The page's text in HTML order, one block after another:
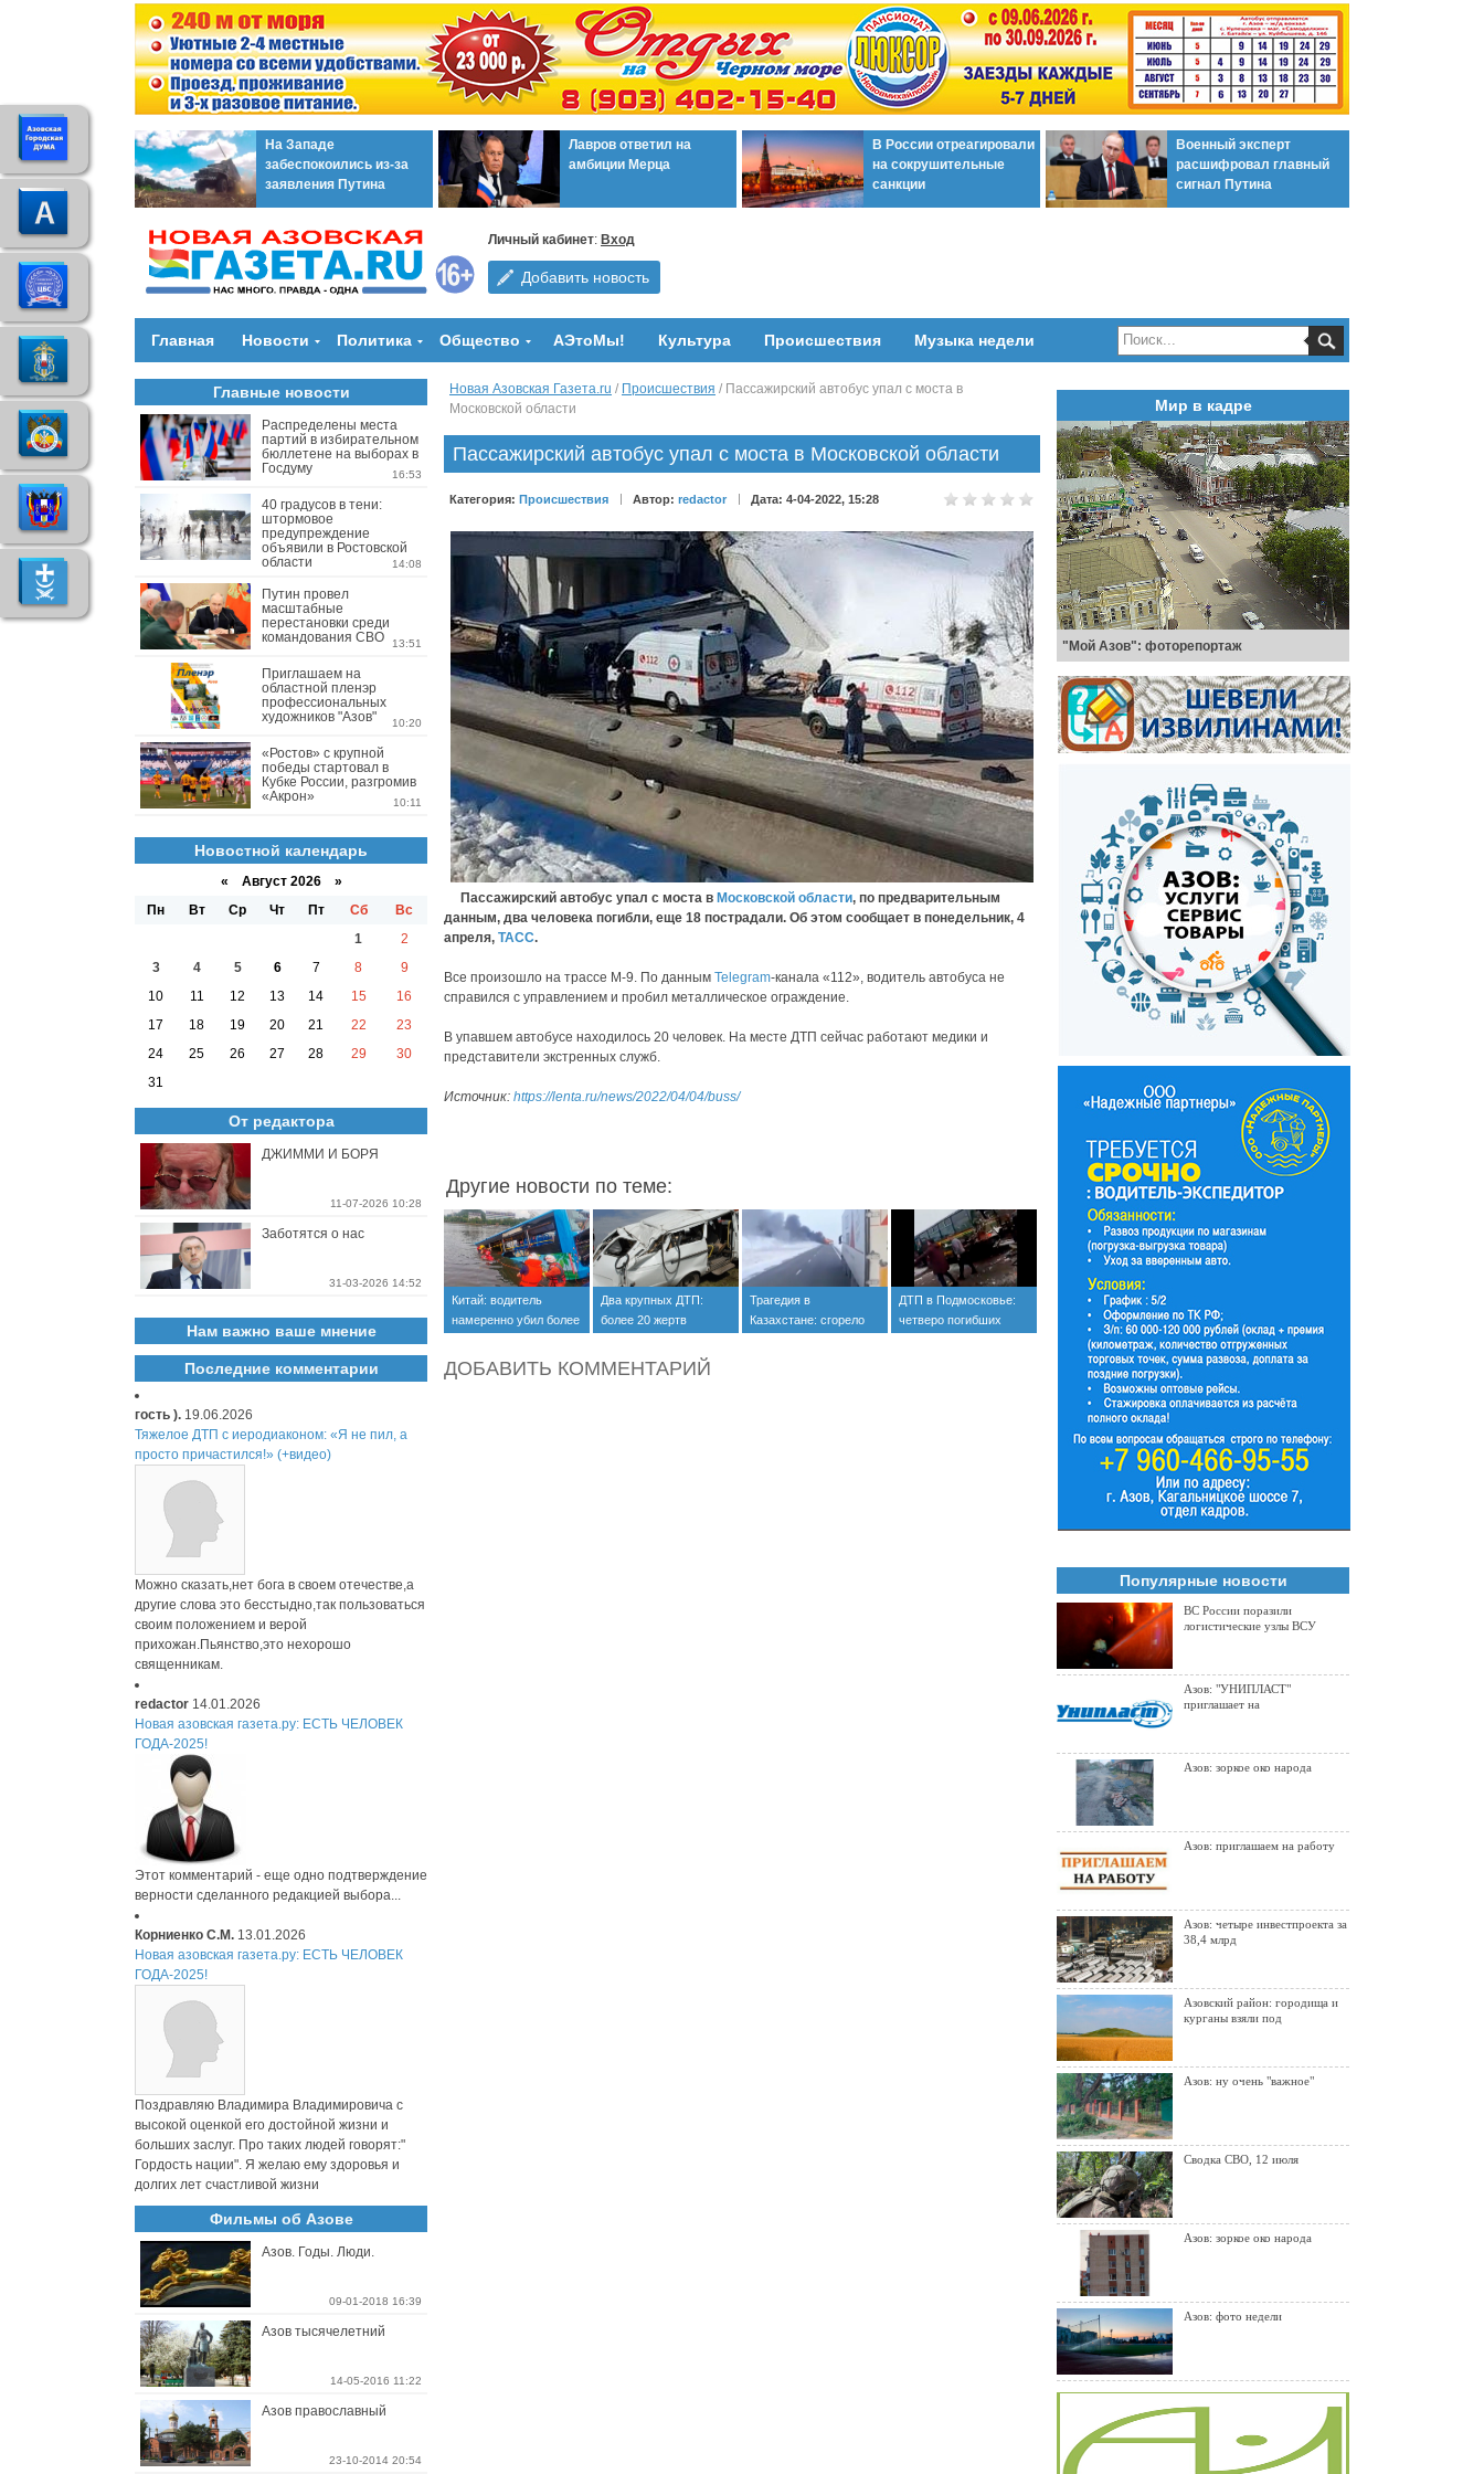
На Западе
забеспокоились из-за
заявления Путина
Лавров ответил на
амбиции Мерца
В России отреагировали
на сокрушительные
санкции
Военный эксперт
расшифровал главный
сигнал Путина
Личный кабинет: Вход
Добавить новость
Главная Новости Политика Общество АЭтоМы! Культура Происшествия Музыка недели
Новая Азовская Газета.ru / Происшествия / Пассажирский автобус упал с моста в
Московской области
Пассажирский автобус упал с моста в Московской области
Категория: Происшествия Автор: redactor Дата: 4-04-2022, 15:28
Пассажирский автобус упал с моста в Московской области, по предварительным
данным, два человека погибли, еще 18 пострадали. Об этом сообщает в понедельник, 4
апреля, ТАСС.
Все произошло на трассе М-9. По данным Telegram-канала «112», водитель автобуса не
справился с управлением и пробил металлическое ограждение.
В упавшем автобусе находилось 20 человек. На месте ДТП сейчас работают медики и
представители экстренных служб.
Источник: https://lenta.ru/news/2022/04/04/buss/
Другие новости по теме:
Китай: водитель
намеренно убил более
Два крупных ДТП:
более 20 жертв
Трагедия в
Казахстане: сгорело
ДТП в Подмосковье:
четверо погибших
ДОБАВИТЬ КОММЕНТАРИЙ
Главные новости
Распределены места
партий в избирательном
бюллетене на выборах в
Госдуму
16:53
40 градусов в тени:
штормовое
предупреждение
объявили в Ростовской
области
14:08
Путин провел
масштабные
перестановки среди
командования СВО
13:51
Приглашаем на
областной пленэр
профессиональных
художников "Азов"
10:20
«Ростов» с крупной
победы стартовал в
Кубке России, разгромив
«Акрон»
10:11
Новостной календарь
« Август 2026 »
Пн
Вт Ср Чт Пт Сб
Вс
1
2
3
4 5 6 7 8
9
10
11 12 13 14 15
16
17
18 19 20 21 22
23
24
25 26 27 28 29
30
31
От редактора
ДЖИММИ И БОРЯ
11-07-2026 10:28
Заботятся о нас
31-03-2026 14:52
Нам важно ваше мнение
Последние комментарии
гость ). 19.06.2026
Тяжелое ДТП с иеродиаконом: «Я не пил, а
просто причастился!» (+видео)
Можно сказать,нет бога в своем отечестве,а
другие слова это бесстыдно,так пользоваться
своим положением и верой
прихожан.Пьянство,это нехорошо
священникам.
redactor 14.01.2026
Новая азовская газета.ру: ЕСТЬ ЧЕЛОВЕК
ГОДА-2025!
Этот комментарий - еще одно подтверждение
верности сделанного редакцией выбора...
Корниенко С.М. 13.01.2026
Новая азовская газета.ру: ЕСТЬ ЧЕЛОВЕК
ГОДА-2025!
Поздравляю Владимира Владимировича с
высокой оценкой его достойной жизни и
больших заслуг. Про таких людей говорят:"
Гордость нации". Я желаю ему здоровья и
долгих лет счастливой жизни
Фильмы об Азове
Азов. Годы. Люди.
09-01-2018 16:39
Азов тысячелетний
14-05-2016 11:22
Азов православный
23-10-2014 20:54
Мир в кадре
"Мой Азов": фоторепортаж
Популярные новости
ВС России поразили
логистические узлы ВСУ
Азов: "УНИПЛАСТ"
приглашает на
Азов: зоркое око народа
Азов: приглашаем на работу
Азов: четыре инвестпроекта за
38,4 млрд
Азовский район: городища и
курганы взяли под
Азов: ну очень "важное"
Сводка СВО, 12 июля
Азов: зоркое око народа
Азов: фото недели